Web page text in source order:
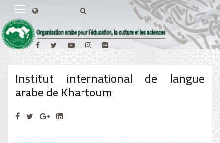
Institut international de langue
arabe de Khartoum